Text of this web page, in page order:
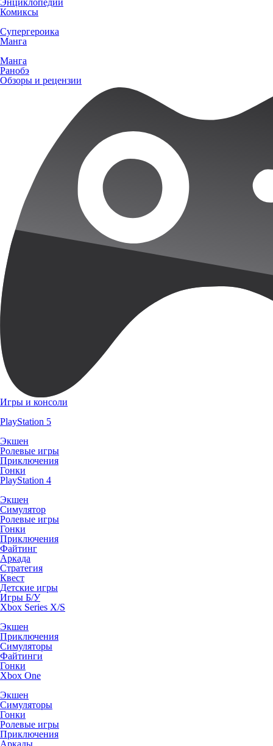
Энциклопедии
Комиксы
Супергероика
Манга
Манга
Ранобэ
Обзоры и рецензии
Игры и консоли
PlayStation 5
Экшен
Ролевые игры
Приключения
Гонки
PlayStation 4
Экшен
Симулятор
Ролевые игры
Гонки
Приключения
Файтинг
Аркада
Стратегия
Квест
Детские игры
Игры Б/У
Xbox Series X/S
Экшен
Приключения
Симуляторы
Файтинги
Гонки
Xbox One
Экшен
Симуляторы
Гонки
Ролевые игры
Приключения
Аркады